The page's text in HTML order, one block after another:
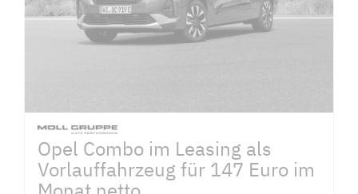
Opel Combo im Leasing als
Vorlauffahrzeug für 147 Euro im